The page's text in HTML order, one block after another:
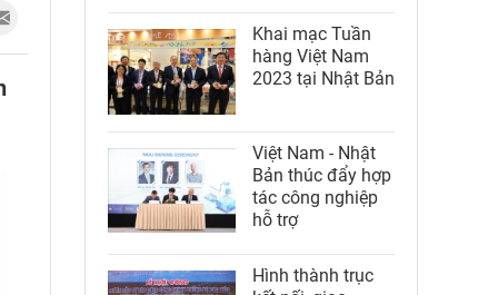
Khai mạc Tuần
hàng Việt Nam
2023 tại Nhật Bản
Việt Nam - Nhật
Bản thúc đẩy hợp
tác công nghiệp
hỗ trợ
Hình thành trục